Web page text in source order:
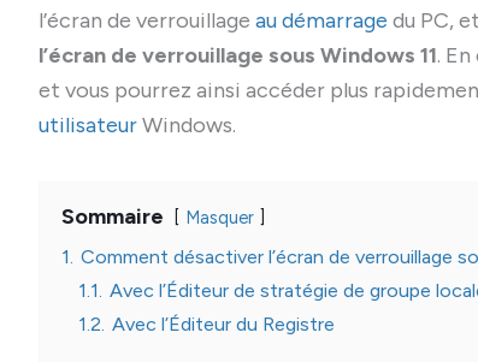
l’écran de verrouillage au démarrage du PC,
l’écran de verrouillage sous Windows 11.
et vous pourrez ainsi accéder plus
utilisateurWindows.
Sommaire Masquer
1. Comment désactiver l’écran de verrouillage
1.1. Avec l’Éditeur de stratégie de groupe
1.2. Avec l’Éditeur du Registre